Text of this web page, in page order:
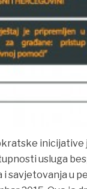
inicijative
usluga
i savjetovanja u